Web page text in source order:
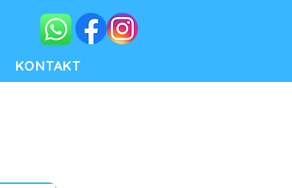
KONTAKT